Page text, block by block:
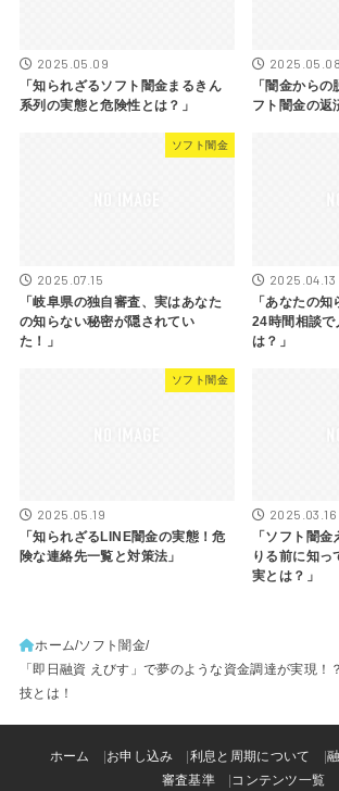
2025.05.09
「知られざるソフト闇金まるきん
系列の実態と危険性とは？」
2025.05.08
「闇金から
フト闇金の返
ソフト闇金
2025.07.15
「岐阜県の独自審査、実はあなた
の知らない秘密が隠されてい
た！」
2025.04.13
「あなたの
24時間相談で
は？」
ソフト闇金
2025.05.19
「知られざるLINE闇金の実態！危
険な連絡先一覧と対策法」
2025.03.16
「ソフト闇
りる前に知っ
実とは？」
ホーム ソフト闇金
「即日融資 えびす」で夢のような資金調達が実現！
技とは！
ホーム お申し込み 利息と周期について
審査基準
コンテンツ一覧